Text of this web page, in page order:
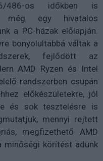
486-os időkben is
még egy hivatalos
a PC-házak előlapján.
bonyolultabbá váltak a
fejlődött az
AMD Ryzen és Intel
rendszerben csupán
előkészületekre, jól
és sok tesztelésre is
mennyi rejtett
megfizethető AMD
minőségi körítést adunk